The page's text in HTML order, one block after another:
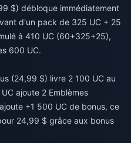
$) débloque immédiatement
d'un pack de 325 UC + 25
à 410 UC (60+325+25),
600 UC.
(24,99 $) livre 2 100 UC au
ajoute 2 Emblèmes
+1 500 UC de bonus, ce
24,99 $ grâce aux bonus